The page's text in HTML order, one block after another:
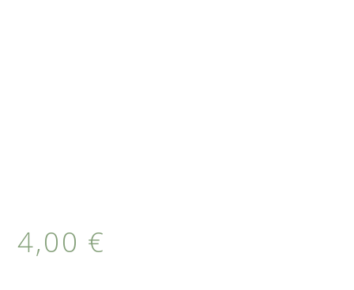
4,00 €